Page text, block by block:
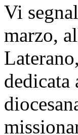
Vi
marzo,
Laterano,